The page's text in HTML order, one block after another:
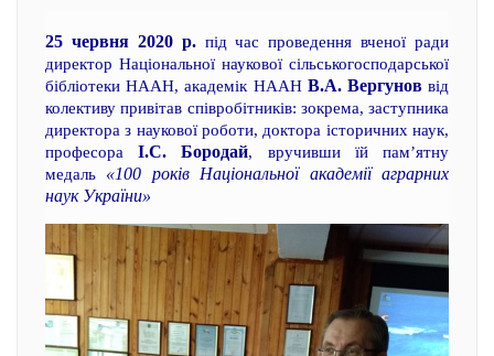
25 червня 2020 р. під час проведення вченої ради
директор Національної наукової сільськогосподарської
бібліотеки НААН, академік НААН В.А. Вергуноввід
колективу привітав співробітників: зокрема, заступника
директора з наукової роботи, доктора історичних наук,
професораІ.С. Бородай, вручивши їй пам’ятну
медаль «100 років Національної академії аграрних
наук України»